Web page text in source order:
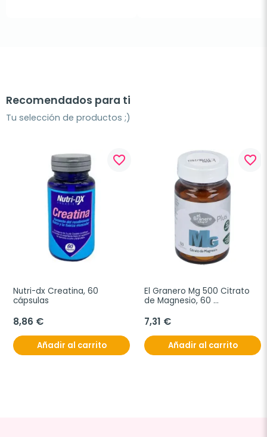
Recomendados para ti
Tu selección de productos ;)
favorite_border
Nutri-dx Creatina, 60
cápsulas
8,86 €
Añadir al carrito
favorite_border
El Granero Mg 500 Citrato
de Magnesio, 60
7,31 €
Añadir al carrito